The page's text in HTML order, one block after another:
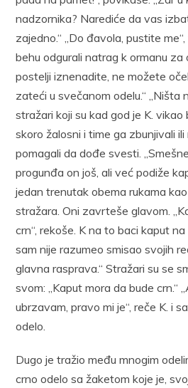
nadzornika? Narediće da vas
zajedno.“ „Do đavola, pustite
behu odgurali natrag k ormanu za
postelji iznenadite, ne možete
zateći u svečanom odelu.“ „Ništa
stražari koji su kad god je K. vikao
skoro žalosni i time ga zbunjivali ili
pomagali da dođe svesti.
progunđa on još, ali već podiže
jedan trenutak obema rukama
stražara. Oni zavrteše glavom.
crn“, rekoše. K na to baci kaput
sam nije razumeo smisao svojih
glavna rasprava.“ Stražari su se
svom: „Kaput mora da bude crn.“
ubrzavam, pravo mi je“, reče K. i
odelo.
Dugo je tražio među mnogim
crno odelo sa žaketom koje je,